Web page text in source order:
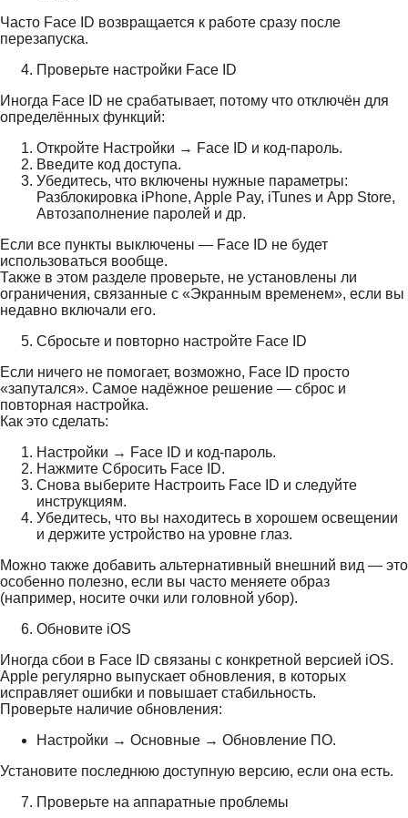
Часто Face ID возвращается к работе сразу после
перезапуска.
Проверьте настройки Face ID
Иногда Face ID не срабатывает, потому что отключён для
определённых функций:
Откройте Настройки → Face ID и код-пароль.
Введите код доступа.
Убедитесь, что включены нужные параметры:
Разблокировка iPhone, Apple Pay, iTunes и App Store,
Автозаполнение паролей и др.
Если все пункты выключены — Face ID не будет
использоваться вообще.
Также в этом разделе проверьте, не установлены ли
ограничения, связанные с «Экранным временем», если вы
недавно включали его.
Сбросьте и повторно настройте Face ID
Если ничего не помогает, возможно, Face ID просто
«запутался». Самое надёжное решение — сброс и
повторная настройка.
Как это сделать:
Настройки → Face ID и код-пароль.
Нажмите Сбросить Face ID.
Снова выберите Настроить Face ID и следуйте
инструкциям.
Убедитесь, что вы находитесь в хорошем освещении
и держите устройство на уровне глаз.
Можно также добавить альтернативный внешний вид — это
особенно полезно, если вы часто меняете образ
(например, носите очки или головной убор).
Обновите iOS
Иногда сбои в Face ID связаны с конкретной версией iOS.
Apple регулярно выпускает обновления, в которых
исправляет ошибки и повышает стабильность.
Проверьте наличие обновления:
Настройки → Основные → Обновление ПО.
Установите последнюю доступную версию, если она есть.
Проверьте на аппаратные проблемы